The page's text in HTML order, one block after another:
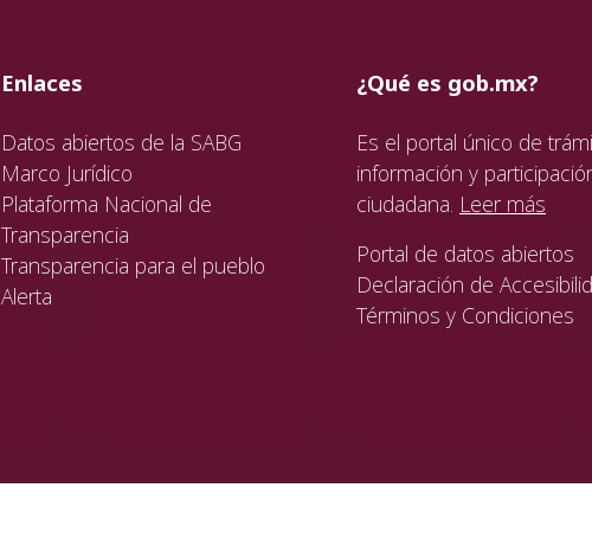
valida
valida
valida
Enlaces
Datos abiertos de la SABG
Marco Jurídico
Plataforma Nacional de
Transparencia
Transparencia para el pueblo
Alerta
¿Qué es gob.mx?
Es el portal único de
información y
ciudadana. Leer más
Portal de datos abiertos
Declaración de
Términos y Condiciones